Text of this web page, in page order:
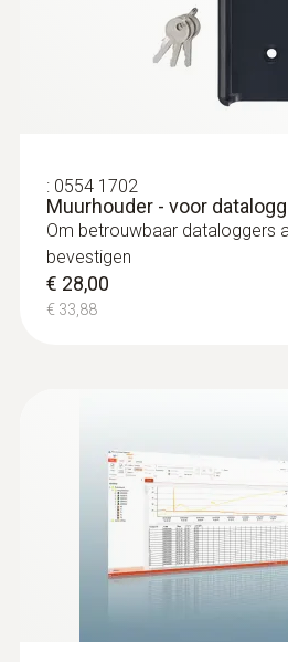
1.000.000 meetwaarde
-20 tot +55 °C
met speciaal handvat
Thermokoppel type T
0603 3292
Diepvriesprobe (TE
schroeven
Kan makkelijk ingevezen
voeding, geen voorboring
: 0554 1702
Muurhouder - voor
Om betrouwbaar dataloggers
bevestigen
€ 28,00
€ 33,88